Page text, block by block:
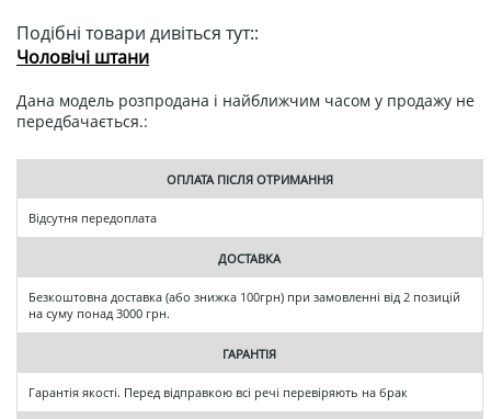
Подібні товари дивіться тут::
Чоловічі штани
Дана модель розпродана і найближчим часом у продажу не
передбачається.:
ОПЛАТА ПІСЛЯ ОТРИМАННЯ
Відсутня передоплата
ДОСТАВКА
Безкоштовна доставка (або знижка 100грн) при замовленні від 2 позицій
на суму понад 3000 грн.
ГАРАНТІЯ
Гарантія якості. Перед відправкою всі речі перевіряють на брак